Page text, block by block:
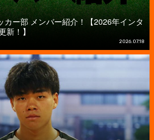
カー部 メンバー紹介！【2026年インタ
新！】
2026.07.18